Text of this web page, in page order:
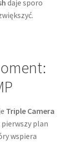
daje sporo
Triple Camera
plan
wspiera